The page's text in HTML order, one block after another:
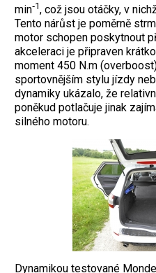
min‑1, což jsou otáčky, v
Tento nárůst je poměrně
motor schopen poskytnout
akceleraci je připraven
moment 450 N.m
sportovnějším stylu jízdy
dynamiky ukázalo, že
poněkud potlačuje jinak
silného motoru.
Dynamikou testované